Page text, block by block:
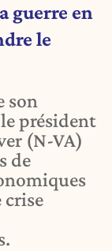
guerre en
le
son
président
(N-VA)
de
crise